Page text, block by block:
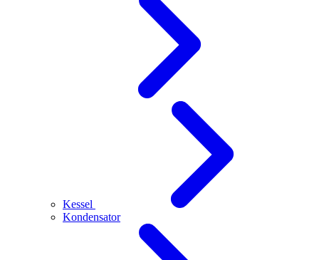
Kessel
Kondensator